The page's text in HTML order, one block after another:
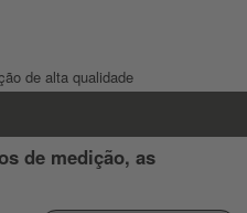
de alta qualidade
de medição, as